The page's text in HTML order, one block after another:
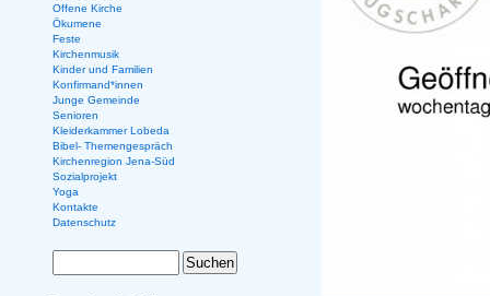
Offene Kirche
Ökumene
Feste
Kirchenmusik
Kinder und Familien
Konfirmand*innen
Junge Gemeinde
Senioren
Kleiderkammer Lobeda
Bibel- Themengespräch
Kirchenregion Jena-Süd
Sozialprojekt
Yoga
Kontakte
Datenschutz